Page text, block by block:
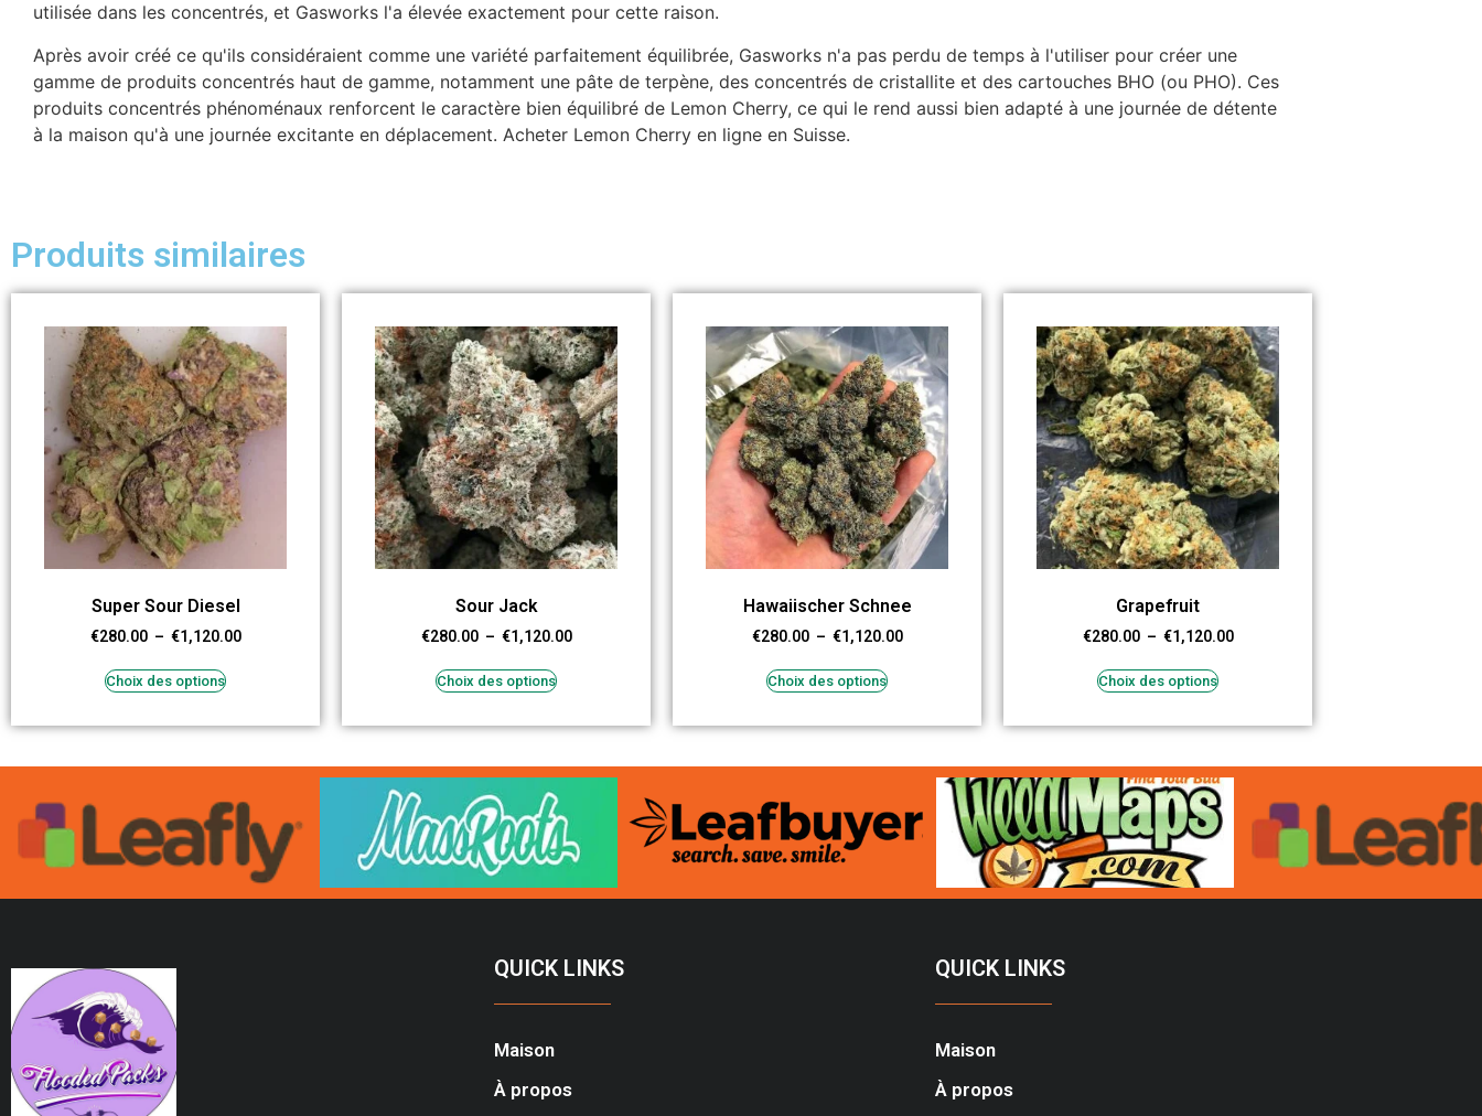
utilisée dans les concentrés, et Gasworks l'a élevée exactement pour cette raison.
Après avoir créé ce qu'ils considéraient comme une variété parfaitement équilibrée, Gasworks n'a pas perdu de temps à l'utiliser pour créer une
gamme de produits concentrés haut de gamme, notamment une pâte de terpène, des concentrés de cristallite et des cartouches BHO (ou PHO). Ces
produits concentrés phénoménaux renforcent le caractère bien équilibré de Lemon Cherry, ce qui le rend aussi bien adapté à une journée de détente
à la maison qu'à une journée excitante en déplacement. Acheter Lemon Cherry en ligne en Suisse.
Produits similaires
Super Sour Diesel
€280.00 – €1,120.00
Choix des options
Sour Jack
€280.00 – €1,120.00
Choix des options
Hawaiischer Schnee
€280.00 – €1,120.00
Choix des options
Grapefruit
€280.00 – €1,120.00
Choix des options
QUICK LINKS
Maison
À propos
QUICK LINKS
Maison
À propos